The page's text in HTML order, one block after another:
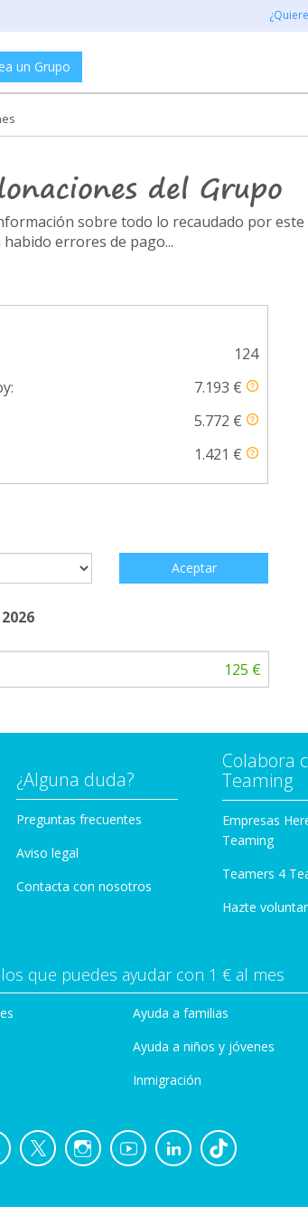
un Grupo
del Grupo
sobre todo lo recaudado por
errores de pago...
124
7.193 €
5.772 €
1.421 €
Aceptar
125 €
¿Alguna duda?
Preguntas frecuentes
Aviso legal
Contacta con nosotros
Colabora
Teaming
Empresas
Teaming
Teamers 4
Hazte
que puedes ayudar con 1 € al mes
Ayuda a familias
Ayuda a niños y jóvenes
Inmigración